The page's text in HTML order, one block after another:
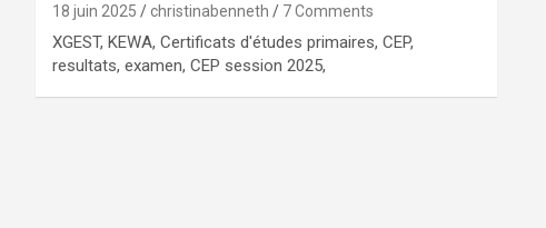
18 juin 2025 christinabenneth 7 Comments
XGEST, KEWA, Certificats d'études primaires, CEP,
resultats, examen, CEP session 2025,